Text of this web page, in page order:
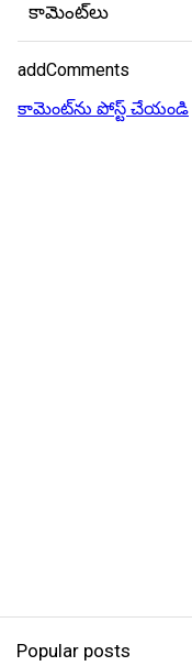
కామెంట్‌లు
addComments
కామెంట్‌ను పోస్ట్ చేయండి
Popular posts